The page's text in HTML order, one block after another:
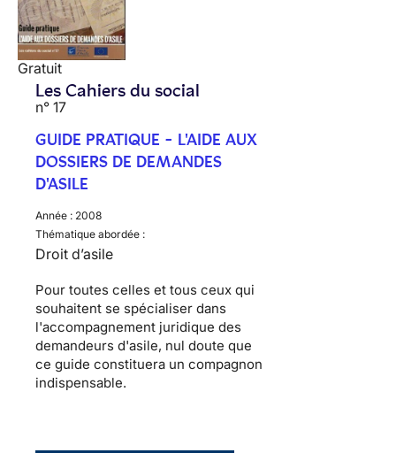
Gratuit
Les Cahiers du social
n° 17
GUIDE PRATIQUE - L'AIDE AUX
DOSSIERS DE DEMANDES
D'ASILE
Année : 2008
Thématique abordée :
Droit d’asile
Pour toutes celles et tous ceux qui
souhaitent se spécialiser dans
l'accompagnement juridique des
demandeurs d'asile, nul doute que
ce guide constituera un compagnon
indispensable.